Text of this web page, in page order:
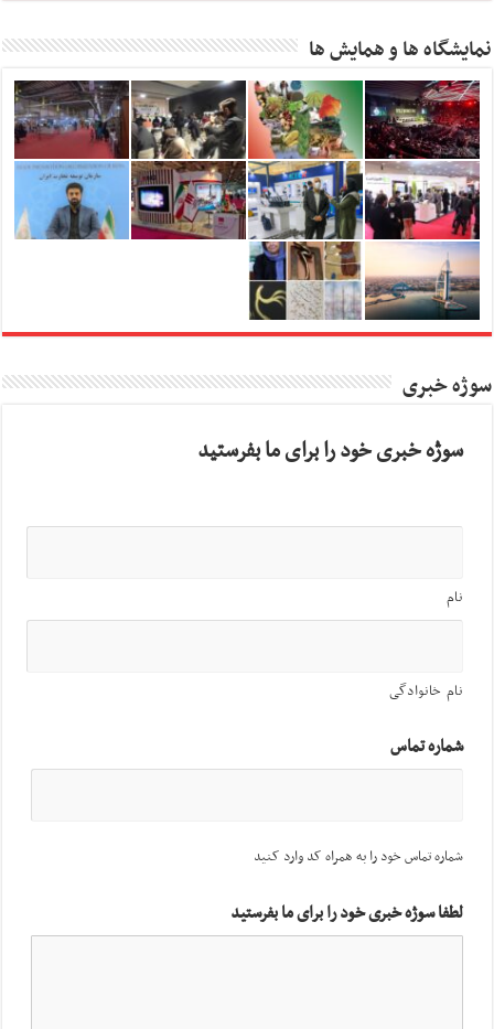
نمایشگاه ها و همایش ها
سوژه خبری
سوژه خبری خود را برای ما بفرستید
نام
نام خانوادگی
شماره تماس
شماره تماس خود را به همراه کد وارد کنید
لطفا سوژه خبری خود را برای ما بفرستید